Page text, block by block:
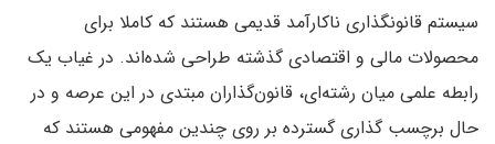
سیستم قانونگذاری ناکارآمد قدیمی هستند که کاملا برای
محصولات مالی و اقتصادی گذشته طراحی شده‌اند. در غیاب یک
رابطه علمی میان رشته‌ای، قانون‌گذاران مبتدی در این عرصه و در
حال برچسب گذاری گسترده بر روی چندین مفهومی هستند که